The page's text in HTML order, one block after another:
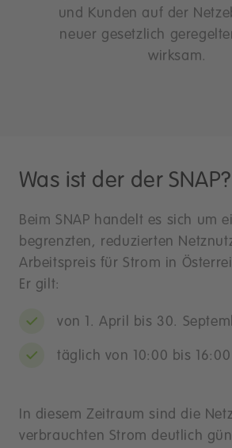
und Kunden auf der
neuer gesetzlich
wirksam.
Was ist der der SNAP?
Beim SNAP handelt es sich um
begrenzten, reduzierten
Arbeitspreis für Strom in
Er gilt:
von 1. April bis 30.
täglich von 10:00 bis
In diesem Zeitraum sind die
verbrauchten Strom deutlich